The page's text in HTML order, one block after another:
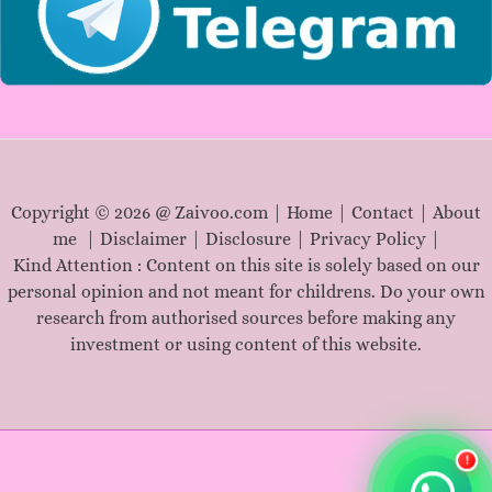
Copyright © 2026 @ Zaivoo.com | Home Contact
About
me
Disclaimer| Disclosure| Privacy Policy|
Kind Attention : Content on this site is solely based on our
personal opinion and not meant for childrens. Do your own
research from authorised sources before making any
investment or using content of this website.
!